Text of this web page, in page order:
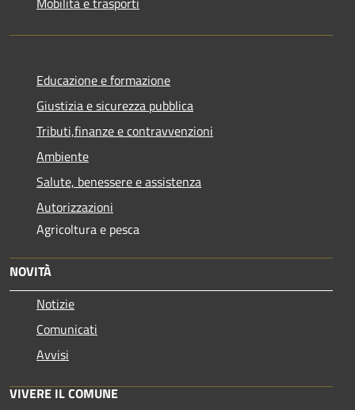
Educazione e formazione
Giustizia e sicurezza pubblica
Tributi,finanze e contravvenzioni
Ambiente
Salute, benessere e assistenza
Autorizzazioni
Agricoltura e pesca
NOVITÀ
Notizie
Comunicati
Avvisi
VIVERE IL COMUNE